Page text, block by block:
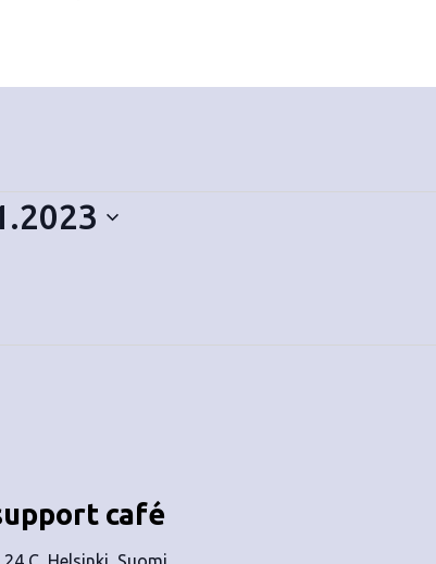
café